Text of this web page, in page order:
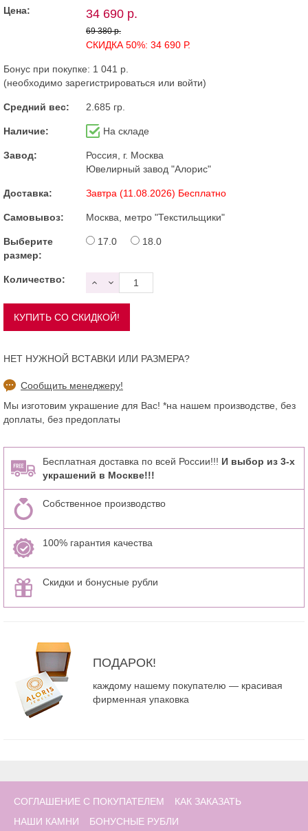
Цена: 34 690 р.
69 380 р.
СКИДКА 50%: 34 690 Р.
Бонус при покупке: 1 041 р.
(необходимо зарегистрироваться или войти)
Средний вес: 2.685 гр.
Наличие: На складе
Завод:
Россия, г. Москва
Ювелирный завод "Алорис"
Доставка: Завтра (11.08.2026) Бесплатно
Самовывоз: Москва, метро "Текстильщики"
Выберите
размер:
17.0 18.0
Количество:
НЕТ НУЖНОЙ ВСТАВКИ ИЛИ РАЗМЕРА?
Сообщить менеджеру!
Мы изготовим украшение для Вас! *на нашем производстве, без
доплаты, без предоплаты
Бесплатная доставка по всей России!!! И выбор из 3-х
украшений в Москве!!!
Собственное производство
100% гарантия качества
Скидки и бонусные рубли
ПОДАРОК!
каждому нашему покупателю — красивая
фирменная упаковка
СОГЛАШЕНИЕ С ПОКУПАТЕЛЕМ
КАК ЗАКАЗАТЬ
НАШИ КАМНИ
БОНУСНЫЕ РУБЛИ